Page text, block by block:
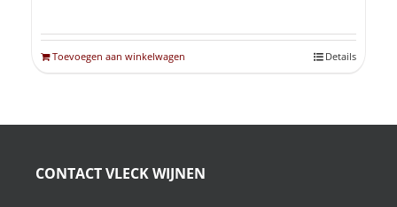
Toevoegen aan winkelwagen Details
CONTACT VLECK WIJNEN